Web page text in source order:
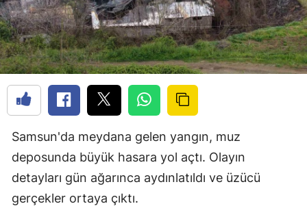
Samsun'da meydana gelen yangın, muz
deposunda büyük hasara yol açtı. Olayın
detayları gün ağarınca aydınlatıldı ve üzücü
gerçekler ortaya çıktı.